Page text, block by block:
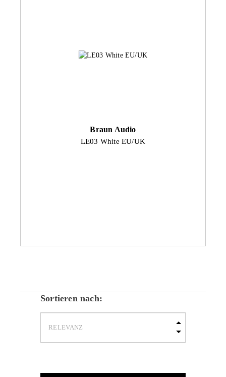
Braun Audio
LE03 White EU/UK
Sortieren nach: